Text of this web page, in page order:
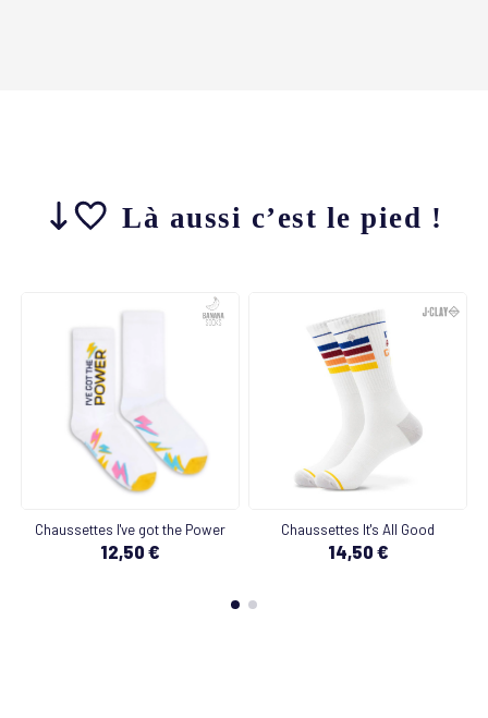
Là aussi c’est le pied !
Chaussettes I've got the Power
12,50 €
Chaussettes It's All Good
14,50 €